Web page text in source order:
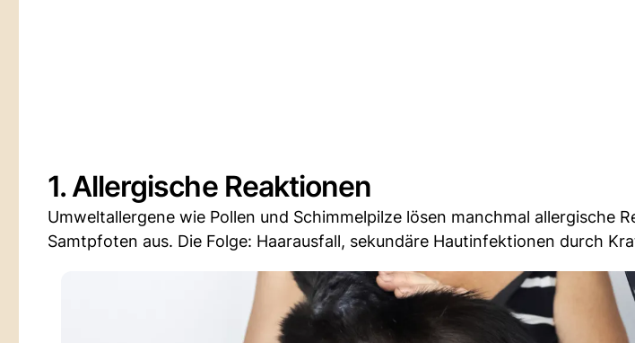
1. Allergische Reaktionen
Umweltallergene wie Pollen und Schimmelpilze lösen manchmal allergische
Samtpfoten aus. Die Folge: Haarausfall, sekundäre Hautinfektionen durch